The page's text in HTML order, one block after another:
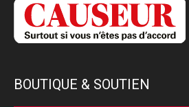
BOUTIQUE & SOUTIEN